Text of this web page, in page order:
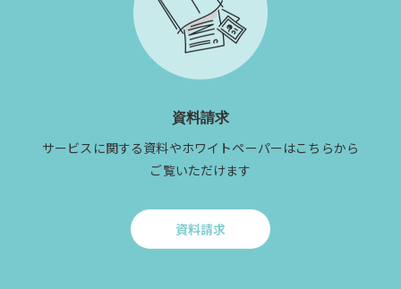
資料請求
サービスに関する資料やホワイトペーパーはこちらから
ご覧いただけます
資料請求
Click